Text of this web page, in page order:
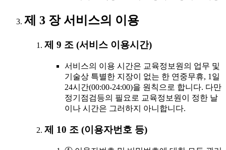
제 3 장 서비스의 이용
제 9 조 (서비스 이용시간)
서비스의 이용 시간은 교육정보원의 업무 및
기술상 특별한 지장이 없는 한 연중무휴, 1일
24시간(00:00-24:00)을 원칙으로 합니다. 다만
정기점검등의 필요로 교육정보원이 정한 날
이나 시간은 그러하지 아니합니다.
제 10 조 (이용자번호 등)